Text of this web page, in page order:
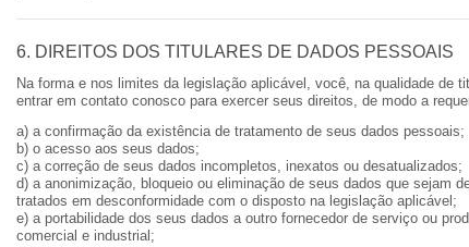
6. DIREITOS DOS TITULARES DE DADOS PESSOAIS
Na forma e nos limites da legislação aplicável, você, na qualidade de
entrar em contato conosco para exercer seus direitos, de modo a
a) a confirmação da existência de tratamento de seus dados pessoais;
b) o acesso aos seus dados;
c) a correção de seus dados incompletos, inexatos ou desatualizados;
d) a anonimização, bloqueio ou eliminação de seus dados que sejam
tratados em desconformidade com o disposto na legislação aplicável;
e) a portabilidade dos seus dados a outro fornecedor de serviço ou
comercial e industrial;